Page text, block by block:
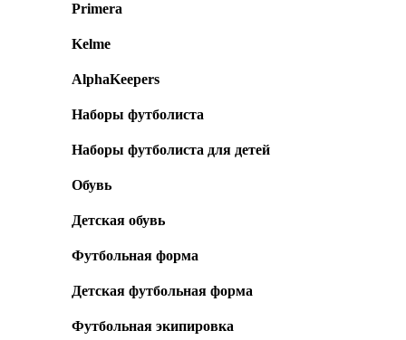
Primera
Kelme
AlphaKeepers
Наборы футболиста
Наборы футболиста для детей
Обувь
Детская обувь
Футбольная форма
Детская футбольная форма
Футбольная экипировка